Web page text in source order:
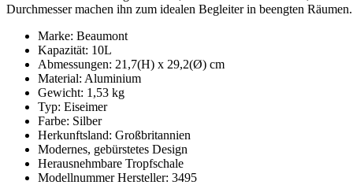
Durchmesser machen ihn zum idealen Begleiter in beengten Räumen.
Marke: Beaumont
Kapazität: 10L
Abmessungen: 21,7(H) x 29,2(Ø) cm
Material: Aluminium
Gewicht: 1,53 kg
Typ: Eiseimer
Farbe: Silber
Herkunftsland: Großbritannien
Modernes, gebürstetes Design
Herausnehmbare Tropfschale
Modellnummer Hersteller: 3495